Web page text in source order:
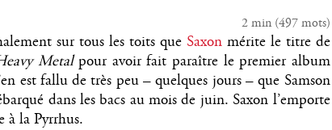
2 min(497mots)
sur tous les toits que Saxonmérite le titre de
Metalpour avoir fait paraître le premier album
est fallu de très peu – quelques jours – que Samson
dans les bacs au mois de juin. Saxon l’emporte
à la Pyrrhus.